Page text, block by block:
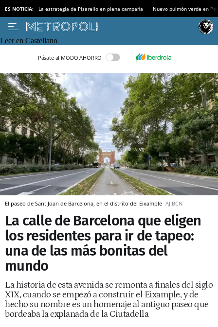
ES NOTICIA: La estrategia de Pisarello en plena campaña Nuevo pulmón verde en
Leer en Castellano
Pásate al MODO AHORRO
El paseo de Sant Joan de Barcelona, en el distrito del Eixample AJ BCN
La calle de Barcelona que eligen
los residentes para ir de tapeo:
una de las más bonitas del
mundo
La historia de esta avenida se remonta a finales del siglo
XIX, cuando se empezó a construir el Eixample, y de
hecho su nombre es un homenaje al antiguo paseo que
bordeaba la explanada de la Ciutadella